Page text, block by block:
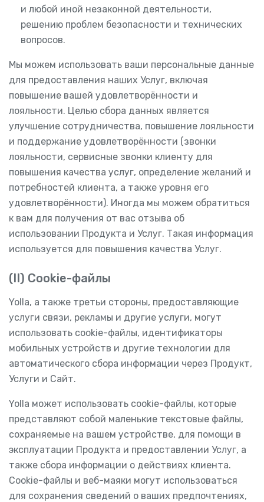
и любой иной незаконной деятельности,
решению проблем безопасности и технических
вопросов.
Мы можем использовать ваши персональные данные
для предоставления наших Услуг, включая
повышение вашей удовлетворённости и
лояльности. Целью сбора данных является
улучшение сотрудничества, повышение лояльности
и поддержание удовлетворённости (звонки
лояльности, сервисные звонки клиенту для
повышения качества услуг, определение желаний и
потребностей клиента, а также уровня его
удовлетворённости). Иногда мы можем обратиться
к вам для получения от вас отзыва об
использовании Продукта и Услуг. Такая информация
используется для повышения качества Услуг.
(II) Cookie-файлы
Yolla, а также третьи стороны, предоставляющие
услуги связи, рекламы и другие услуги, могут
использовать cookie-файлы, идентификаторы
мобильных устройств и другие технологии для
автоматического сбора информации через Продукт,
Услуги и Сайт.
Yolla может использовать cookie-файлы, которые
представляют собой маленькие текстовые файлы,
сохраняемые на вашем устройстве, для помощи в
эксплуатации Продукта и предоставлении Услуг, а
также сбора информации о действиях клиента.
Cookie-файлы и веб-маяки могут использоваться
для сохранения сведений о ваших предпочтениях,